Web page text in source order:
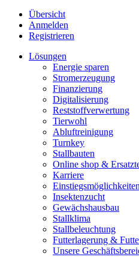
Übersicht
Anmelden
Registrieren
Lösungen
Energie sparen
Stromerzeugung
Finanzierung
Digitalisierung
Reststoffverwertung
Tierwohl
Abluftreinigung
Turnkey
Stallbauten
Online shop &
Karriere
Einstiegsmöglichkeiten
Insektenzucht
Gewächshausbau
Stallklima
Stallbeleuchtung
Futterlagerung &
Unsere